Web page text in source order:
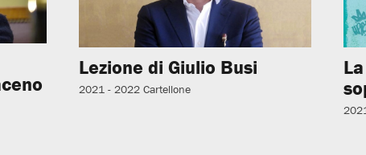
Lezione di Giulio Busi
2021 - 2022 Cartellone